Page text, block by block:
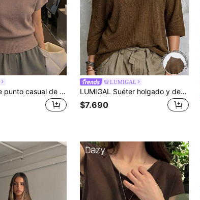
DAZY Top de punto casual de manga corta y un solo hombro de color liso para mujer, verano
LUMIGAL
LUMIGAL Suéter holgado y desestructurado para mujer con cuello asimétrico, punto de gofre y manga de 5 puntos con hombros caídos
$7.690